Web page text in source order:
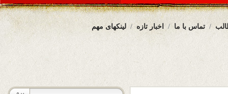
لینکهای مهم اخبار تازه تماس با ما